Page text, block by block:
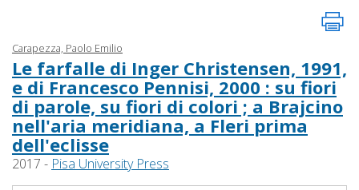
Carapezza, Paolo Emilio
Le farfalle di Inger Christensen, 1991,
e di Francesco Pennisi, 2000 : su fiori
di parole, su fiori di colori ; a Brajcino
nell'aria meridiana, a Fleri prima
dell'eclisse
2017 - Pisa University Press